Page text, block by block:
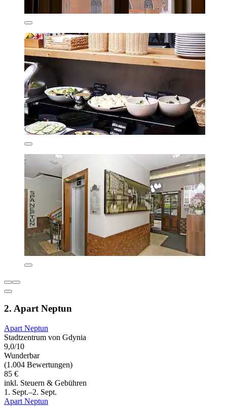
2. Apart Neptun
Apart Neptun
Stadtzentrum von Gdynia
9,0/10
Wunderbar
(1.004 Bewertungen)
85 €
inkl. Steuern & Gebühren
1. Sept.–2. Sept.
Apart Neptun